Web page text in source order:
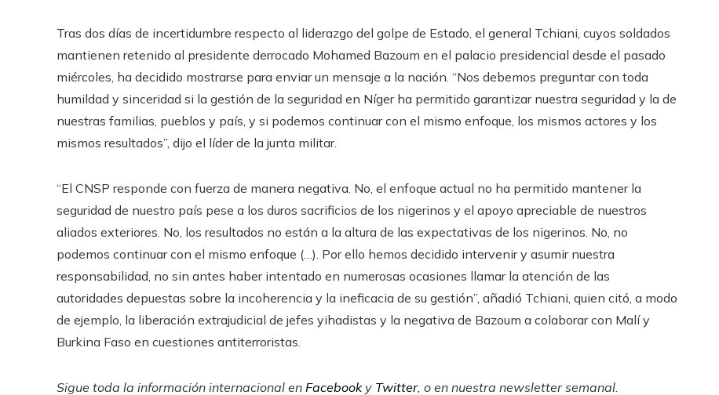
Tras dos días de incertidumbre respecto al liderazgo del golpe de Estado, el general Tchiani, cuyos soldados
mantienen retenido al presidente derrocado Mohamed Bazoum en el palacio presidencial desde el pasado
miércoles, ha decidido mostrarse para enviar un mensaje a la nación. “Nos debemos preguntar con toda
humildad y sinceridad si la gestión de la seguridad en Níger ha permitido garantizar nuestra seguridad y la de
nuestras familias, pueblos y país, y si podemos continuar con el mismo enfoque, los mismos actores y los
mismos resultados”, dijo el líder de la junta militar.
“El CNSP responde con fuerza de manera negativa. No, el enfoque actual no ha permitido mantener la
seguridad de nuestro país pese a los duros sacrificios de los nigerinos y el apoyo apreciable de nuestros
aliados exteriores. No, los resultados no están a la altura de las expectativas de los nigerinos. No, no
podemos continuar con el mismo enfoque (…). Por ello hemos decidido intervenir y asumir nuestra
responsabilidad, no sin antes haber intentado en numerosas ocasiones llamar la atención de las
autoridades depuestas sobre la incoherencia y la ineficacia de su gestión”, añadió Tchiani, quien citó, a modo
de ejemplo, la liberación extrajudicial de jefes yihadistas y la negativa de Bazoum a colaborar con Malí y
Burkina Faso en cuestiones antiterroristas.
Sigue toda la información internacional en Facebooky Twitter, o en nuestra newsletter semanal.